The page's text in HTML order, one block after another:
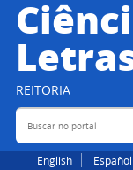
REITORIA
Buscar no portal
English Español